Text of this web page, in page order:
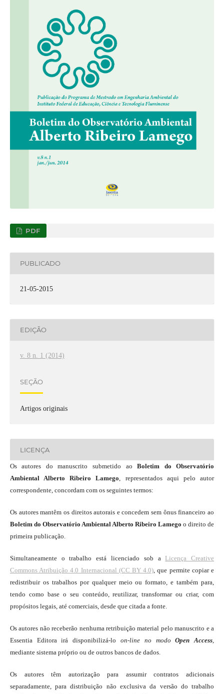
PDF
PUBLICADO
21-05-2015
EDIÇÃO
v. 8 n. 1 (2014)
SEÇÃO
Artigos originais
LICENÇA
Os autores do manuscrito submetido aoBoletim do Observatório
Ambiental Alberto Ribeiro Lamego, representados aqui pelo autor
correspondente, concordam com os seguintes termos:
Os autores mantêm os direitos autorais e concedem sem ônus financeiro ao
Boletim do Observatório Ambiental Alberto Ribeiro Lamegoo direito de
primeira publicação.
Simultaneamente o trabalho está licenciado sob a Licença Creative
Commons Atribuição 4.0 Internacional (CC BY 4.0), que permite copiar e
redistribuir os trabalhos por qualquer meio ou formato, e também para,
tendo como base o seu conteúdo, reutilizar, transformar ou criar, com
propósitos legais, até comerciais, desde que citada a fonte.
Os autores não receberão nenhuma retribuição material pelo manuscrito e a
Essentia Editora irá disponibilizá-lo on-line no modo Open Access,
mediante sistema próprio ou de outros bancos de dados.
Os autores têm autorização para assumir contratos adicionais
separadamente, para distribuição não exclusiva da versão do trabalho